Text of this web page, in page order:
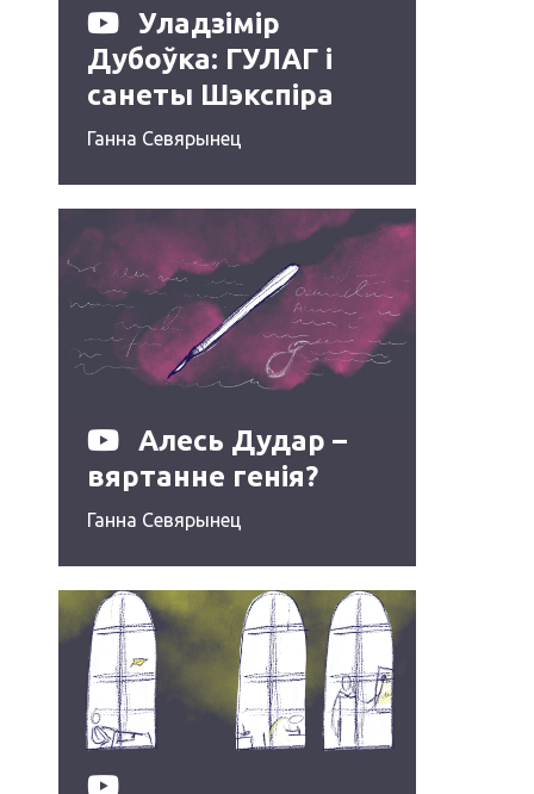
Уладзімір
Дубоўка: ГУЛАГ і
санеты Шэкспіра
Ганна Севярынец
Алесь Дудар –
вяртанне генія?
Ганна Севярынец